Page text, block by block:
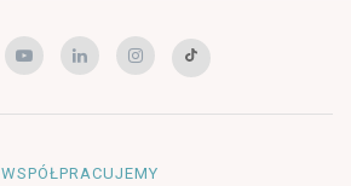
WSPÓŁPRACUJEMY